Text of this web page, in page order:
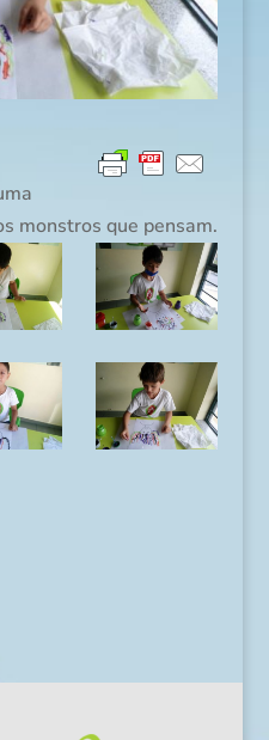
monstros que pensam.